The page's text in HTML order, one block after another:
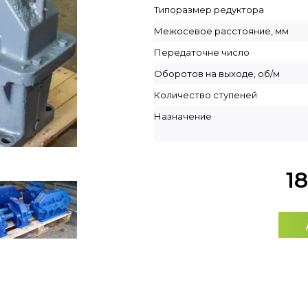
Типоразмер редуктора
Межосевое расстояние, мм
Передаточне число
Оборотов на выходе, об/м
Количество ступеней
Назначение